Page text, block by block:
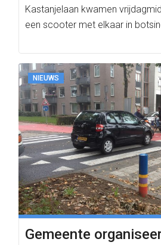
Kastanjelaan kwamen
een scooter met elkaar in
NIEUWS
Gemeente